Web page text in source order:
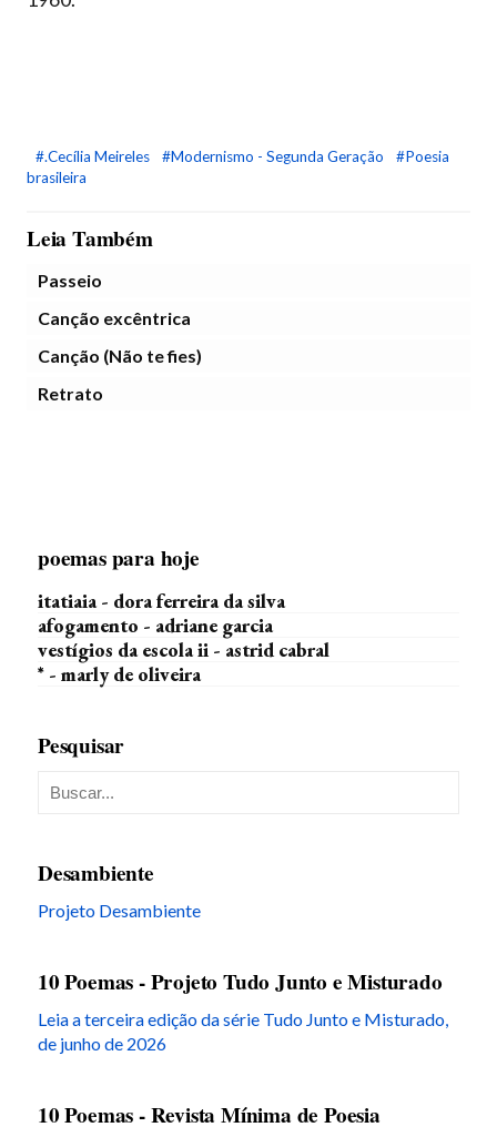
#.Cecília Meireles #Modernismo - Segunda Geração
#Poesia
brasileira
Leia Também
Passeio
Canção excêntrica
Canção (Não te fies)
Retrato
poemas para hoje
itatiaia - dora ferreira da silva
afogamento - adriane garcia
vestígios da escola ii - astrid cabral
* - marly de oliveira
Pesquisar
Desambiente
Projeto Desambiente
10 Poemas - Projeto Tudo Junto e Misturado
Leia a terceira edição da série Tudo Junto e Misturado,
de junho de 2026
10 Poemas - Revista Mínima de Poesia